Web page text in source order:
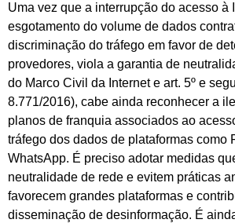
Uma vez que a interrupção do acesso à
esgotamento do volume de dados
discriminação do tráfego em favor de
provedores, viola a garantia de
do Marco Civil da Internet e art. 5º e
8.771/2016), cabe ainda reconhecer a
planos de franquia associados ao
tráfego dos dados de plataformas como
WhatsApp. É preciso adotar medidas
neutralidade de rede e evitem práticas
favorecem grandes plataformas e
disseminação de desinformação. É